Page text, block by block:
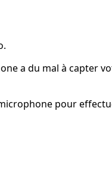
a du mal à capter
pour